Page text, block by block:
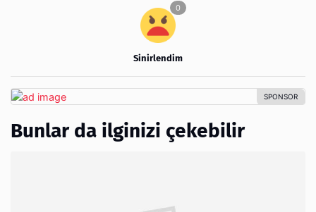
Sinirlendim
Bunlar da ilginizi çekebilir